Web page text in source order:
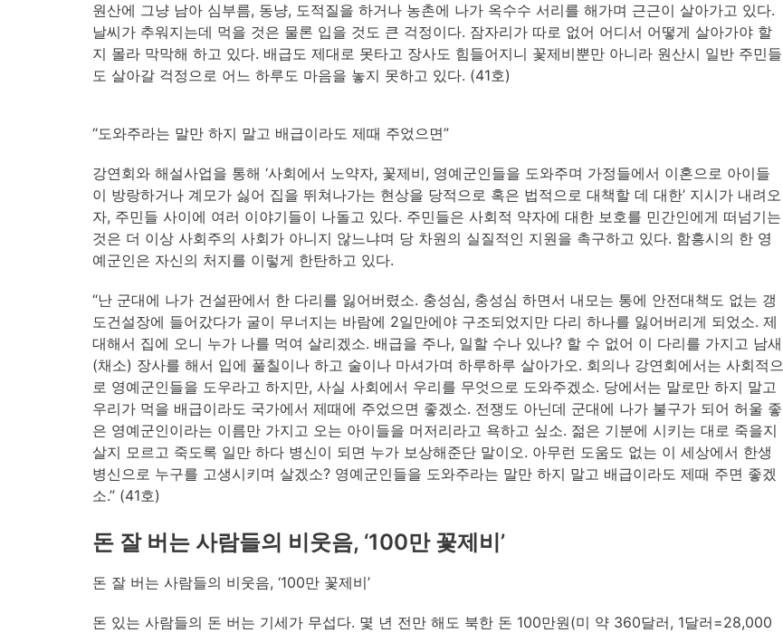
원산에 그냥 남아 심부름, 동냥, 도적질을 하거나 농촌에 나가 옥수수 서리를 해가며 근근이 살아가고 있다.
날씨가 추워지는데 먹을 것은 물론 입을 것도 큰 걱정이다. 잠자리가 따로 없어 어디서 어떻게 살아가야 할
지 몰라 막막해 하고 있다. 배급도 제대로 못타고 장사도 힘들어지니 꽃제비뿐만 아니라 원산시 일반 주민들
도 살아갈 걱정으로 어느 하루도 마음을 놓지 못하고 있다. (41호)
“도와주라는 말만 하지 말고 배급이라도 제때 주었으면”
강연회와 해설사업을 통해 ‘사회에서 노약자, 꽃제비, 영예군인들을 도와주며 가정들에서 이혼으로 아이들
이 방랑하거나 계모가 싫어 집을 뛰쳐나가는 현상을 당적으로 혹은 법적으로 대책할 데 대한’ 지시가 내려오
자, 주민들 사이에 여러 이야기들이 나돌고 있다. 주민들은 사회적 약자에 대한 보호를 민간인에게 떠넘기는
것은 더 이상 사회주의 사회가 아니지 않느냐며 당 차원의 실질적인 지원을 촉구하고 있다. 함흥시의 한 영
예군인은 자신의 처지를 이렇게 한탄하고 있다.
“난 군대에 나가 건설판에서 한 다리를 잃어버렸소. 충성심, 충성심 하면서 내모는 통에 안전대책도 없는 갱
도건설장에 들어갔다가 굴이 무너지는 바람에 2일만에야 구조되었지만 다리 하나를 잃어버리게 되었소. 제
대해서 집에 오니 누가 나를 먹여 살리겠소. 배급을 주나, 일할 수나 있나? 할 수 없어 이 다리를 가지고 남새
(채소) 장사를 해서 입에 풀칠이나 하고 술이나 마셔가며 하루하루 살아가오. 회의나 강연회에서는 사회적으
로 영예군인들을 도우라고 하지만, 사실 사회에서 우리를 무엇으로 도와주겠소. 당에서는 말로만 하지 말고
우리가 먹을 배급이라도 국가에서 제때에 주었으면 좋겠소. 전쟁도 아닌데 군대에 나가 불구가 되어 허울 좋
은 영예군인이라는 이름만 가지고 오는 아이들을 머저리라고 욕하고 싶소. 젊은 기분에 시키는 대로 죽을지
살지 모르고 죽도록 일만 하다 병신이 되면 누가 보상해준단 말이오. 아무런 도움도 없는 이 세상에서 한생
병신으로 누구를 고생시키며 살겠소? 영예군인들을 도와주라는 말만 하지 말고 배급이라도 제때 주면 좋겠
소.” (41호)
돈 잘 버는 사람들의 비웃음, ‘100만 꽃제비’
돈 잘 버는 사람들의 비웃음, ‘100만 꽃제비’
돈 있는 사람들의 돈 버는 기세가 무섭다. 몇 년 전만 해도 북한 돈 100만원(미 약 360달러, 1달러=28,000